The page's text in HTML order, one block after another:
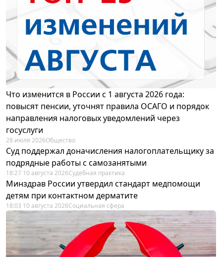
Что изменится в России с 1 августа 2026 года:
повысят пенсии, уточнят правила ОСАГО и порядок
направления налоговых уведомлений через
госуслуги
28 июля 2026Общество
Суд поддержал доначисления налогоплательщику за
подрядные работы с самозанятыми
18:27 10 августа 2026Судебная практика
Минздрав России утвердил стандарт медпомощи
детям при контактном дерматите
18:03 10 августа 2026Социальная сфера